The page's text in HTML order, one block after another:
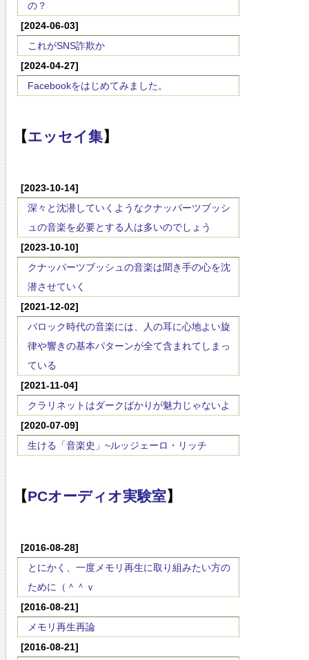
の？
[2024-06-03]
これがSNS詐欺か
[2024-04-27]
Facebookをはじめてみました。
【エッセイ集】
[2023-10-14]
深々と沈潜していくようなクナッパーツブッシ
ュの音楽を必要とする人は多いのでしょう
[2023-10-10]
クナッパーツブッシュの音楽は聞き手の心を沈
潜させていく
[2021-12-02]
バロック時代の音楽には、人の耳に心地よい旋
律や響きの基本パターンが全て含まれてしまっ
ている
[2021-11-04]
クラリネットはダークばかりが魅力じゃないよ
[2020-07-09]
生ける「音楽史」~ルッジェーロ・リッチ
【PCオーディオ実験室】
[2016-08-28]
とにかく、一度メモリ再生に取り組みたい方の
ために（＾＾ｖ
[2016-08-21]
メモリ再生再論
[2016-08-21]